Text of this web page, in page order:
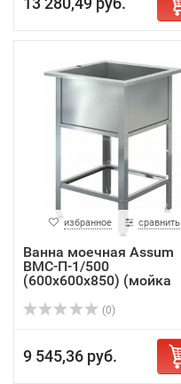
избранное сравнить
Ванна моечная Assum
ВМС-П-1/500
(600х600х850) (мойка
AISI...
(0)
9 545,36 руб.